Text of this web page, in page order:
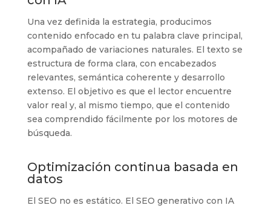
Una vez definida la estrategia, producimos
contenido enfocado en tu palabra clave principal,
acompañado de variaciones naturales. El texto se
estructura de forma clara, con encabezados
relevantes, semántica coherente y desarrollo
extenso. El objetivo es que el lector encuentre
valor real y, al mismo tiempo, que el contenido
sea comprendido fácilmente por los motores de
búsqueda.
Optimización continua basada en
datos
El SEO no es estático. El SEO generativo con IA